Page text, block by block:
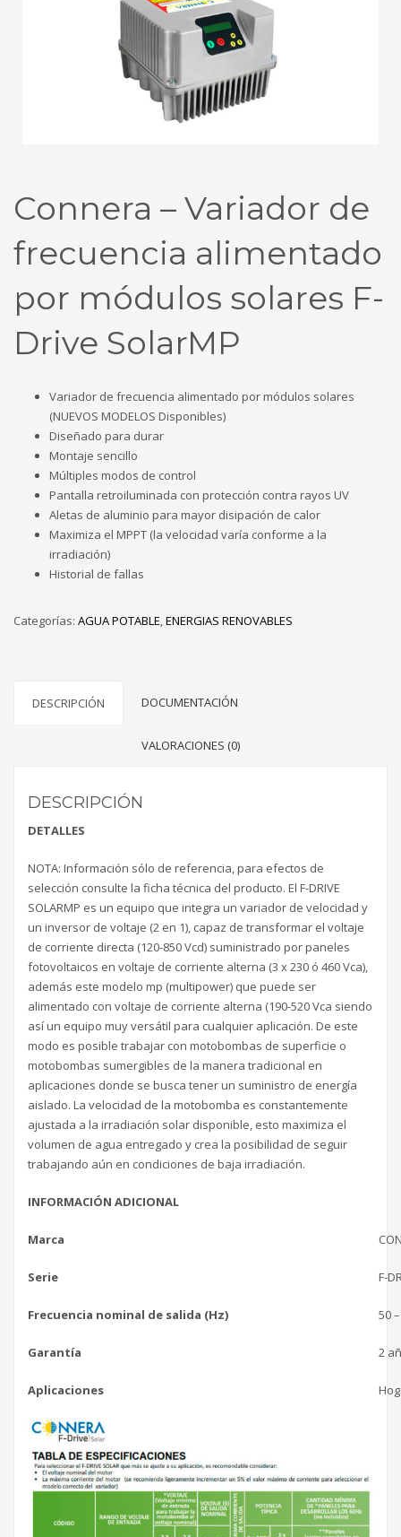
Connera – Variador de
frecuencia alimentado
por módulos solares F-
Drive SolarMP
Variador de frecuencia alimentado por módulos solares
(NUEVOS MODELOS Disponibles)
Diseñado para durar
Montaje sencillo
Múltiples modos de control
Pantalla retroiluminada con protección contra rayos UV
Aletas de aluminio para mayor disipación de calor
Maximiza el MPPT (la velocidad varía conforme a la
irradiación)
Historial de fallas
Categorías: AGUA POTABLE,ENERGIAS RENOVABLES
DESCRIPCIÓN DOCUMENTACIÓN
VALORACIONES (0)
DESCRIPCIÓN
DETALLES
NOTA: Información sólo de referencia, para efectos de
selección consulte la ficha técnica del producto. El F-DRIVE
SOLARMP es un equipo que integra un variador de velocidad y
un inversor de voltaje (2 en 1), capaz de transformar el voltaje
de corriente directa (120-850 Vcd) suministrado por paneles
fotovoltaicos en voltaje de corriente alterna (3 x 230 ó 460 Vca),
además este modelo mp (multipower) que puede ser
alimentado con voltaje de corriente alterna (190-520 Vca siendo
así un equipo muy versátil para cualquier aplicación. De este
modo es posible trabajar con motobombas de superficie o
motobombas sumergibles de la manera tradicional en
aplicaciones donde se busca tener un suministro de energía
aislado. La velocidad de la motobomba es constantemente
ajustada a la irradiación solar disponible, esto maximiza el
volumen de agua entregado y crea la posibilidad de seguir
trabajando aún en condiciones de baja irradiación.
INFORMACIÓN ADICIONAL
Marca
Serie F-
Frecuencia nominal de salida (Hz) 50
Garantía 2
Aplicaciones